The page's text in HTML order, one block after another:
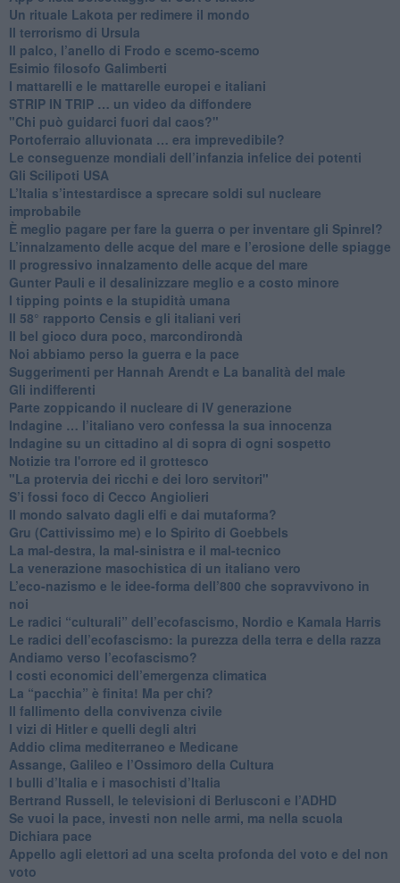
​Un rituale Lakota per redimere il mondo
Il terrorismo di Ursula
​Il palco, l’anello di Frodo e scemo-scemo
Esimio filosofo Galimberti
​I mattarelli e le mattarelle europei e italiani
​STRIP IN TRIP … un video da diffondere
"Chi può guidarci fuori dal caos?"
​Portoferraio alluvionata … era imprevedibile?
Le conseguenze mondiali dell’infanzia infelice dei potenti
​Gli Scilipoti USA
L’Italia s’intestardisce a sprecare soldi sul nucleare
improbabile
È meglio pagare per fare la guerra o per inventare gli Spinrel?
​L’innalzamento delle acque del mare e l’erosione delle spiagge
​Il progressivo innalzamento delle acque del mare
​Gunter Pauli e il desalinizzare meglio e a costo minore
I tipping points e la stupidità umana
​Il 58° rapporto Censis e gli italiani veri
​Il bel gioco dura poco, marcondirondà
Noi abbiamo perso la guerra e la pace
Suggerimenti per Hannah Arendt e La banalità del male
​Gli indifferenti
Parte zoppicando il nucleare di IV generazione
​Indagine … l’italiano vero confessa la sua innocenza
Indagine su un cittadino al di sopra di ogni sospetto
Notizie tra l'orrore ed il grottesco
"La protervia dei ricchi e dei loro servitori"
S’i fossi foco di Cecco Angiolieri
​Il mondo salvato dagli elfi e dai mutaforma?
Gru (Cattivissimo me) e lo Spirito di Goebbels
​La mal-destra, la mal-sinistra e il mal-tecnico
​La venerazione masochistica di un italiano vero
​L’eco-nazismo e le idee-forma dell’800 che sopravvivono in
noi
​Le radici “culturali” dell’ecofascismo, Nordio e Kamala Harris
Le radici dell’ecofascismo: la purezza della terra e della razza
Andiamo verso l’ecofascismo?
I costi economici dell’emergenza climatica
​La “pacchia” è finita! Ma per chi?
​Il fallimento della convivenza civile
​I vizi di Hitler e quelli degli altri
Addio clima mediterraneo e Medicane
​Assange, Galileo e l’Ossimoro della Cultura
​I bulli d’Italia e i masochisti d’Italia
​Bertrand Russell, le televisioni di Berlusconi e l’ADHD
​Se vuoi la pace, investi non nelle armi, ma nella scuola
​Dichiara pace
​Appello agli elettori ad una scelta profonda del voto e del non
voto